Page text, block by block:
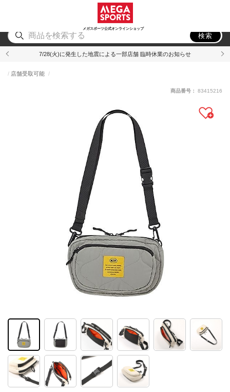
メガスポーツ公式オンラインショップ
アウトドア
検索
7/28(火)に発生した地震による一部店舗 臨時休業のお知らせ
店舗受取可能
商品番号： 83415216